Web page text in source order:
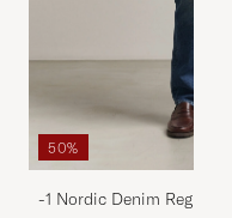
50%
-1 Nordic Denim Regular